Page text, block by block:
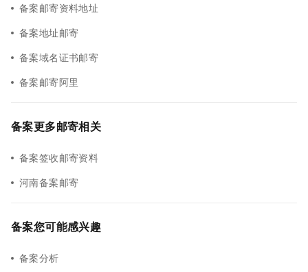
备案邮寄资料地址
备案地址邮寄
备案域名证书邮寄
备案邮寄阿里
备案更多邮寄相关
备案签收邮寄资料
河南备案邮寄
备案您可能感兴趣
备案分析